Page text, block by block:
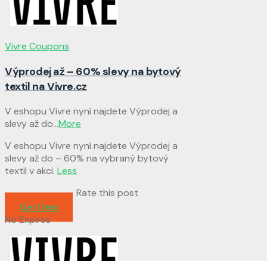
Vivre Coupons
Výprodej až – 60% slevy na bytový
textil na Vivre.cz
V eshopu Vivre nyní najdete Výprodej a
slevy až do...More
V eshopu Vivre nyní najdete Výprodej a
slevy až do – 60% na vybraný bytový
textil v akci. Less
Rate this post
Get Deal
No Expires